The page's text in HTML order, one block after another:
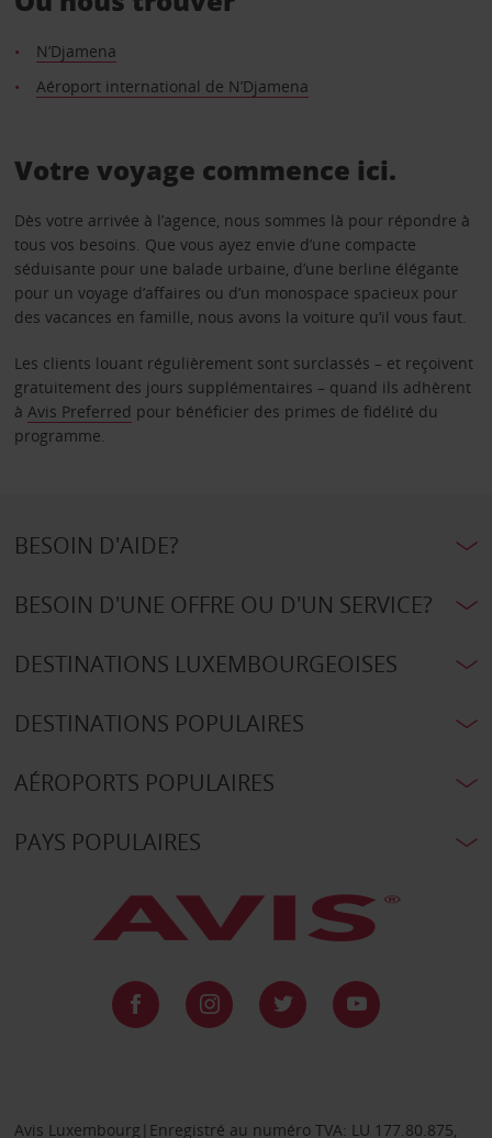
N’Djamena
Aéroport international de N’Djamena
Votre voyage commence ici.
Dès votre arrivée à l’agence, nous sommes là pour répondre à
tous vos besoins. Que vous ayez envie d’une compacte
séduisante pour une balade urbaine, d’une berline élégante
pour un voyage d’affaires ou d’un monospace spacieux pour
des vacances en famille, nous avons la voiture qu’il vous faut.
Les clients louant régulièrement sont surclassés – et reçoivent
gratuitement des jours supplémentaires – quand ils adhèrent
à Avis Preferred pour bénéficier des primes de fidélité du
programme.
BESOIN D'AIDE?
BESOIN D'UNE OFFRE OU D'UN SERVICE?
DESTINATIONS LUXEMBOURGEOISES
DESTINATIONS POPULAIRES
AÉROPORTS POPULAIRES
PAYS POPULAIRES
Avis Luxembourg|Enregistré au numéro TVA: LU 177.80.875,